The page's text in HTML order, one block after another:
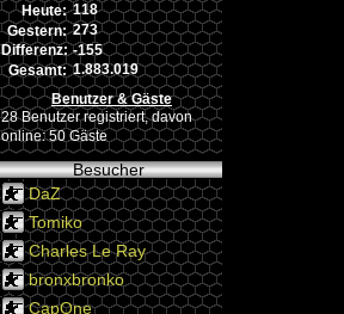
Heute: 118
Gestern: 273
Differenz: -155
Gesamt: 1.883.019
Benutzer & Gäste
28 Benutzer registriert, davon
online: 50 Gäste
Besucher
DaZ
Tomiko
Charles Le Ray
bronxbronko
CapOne